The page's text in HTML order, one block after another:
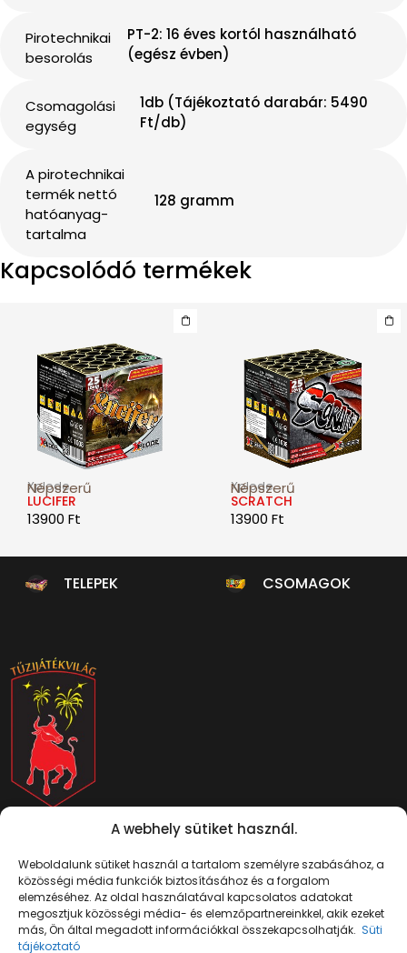
A webhely sütiket használ.
Weboldalunk sütiket használ a tartalom személyre szabásához, a
közösségi média funkciók biztosításához és a forgalom
elemzéséhez. Az oldal használatával kapcsolatos adatokat
megosztjuk közösségi média- és elemzőpartnereinkkel, akik ezeket
más, Ön által megadott információkkal összekapcsolhatják. Süti
tájékoztató
Pirotechnikai
besorolás
PT-2: 16 éves kortól használható
(egész évben)
Csomagolási
egység
1db (Tájékoztató darabár: 5490
Ft/db)
A pirotechnikai
termék nettó
hatóanyag-
tartalma
128 gramm
Kapcsolódó termékek
Népszerű
Xplode
LUCIFER
13900 Ft
Népszerű
Xplode
SCRATCH
13900 Ft
TELEPEK CSOMAGOK
Mutasd térképen